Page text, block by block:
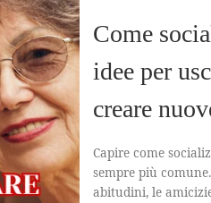
Come
idee per
creare
Capire come
sempre più
abitudini, le